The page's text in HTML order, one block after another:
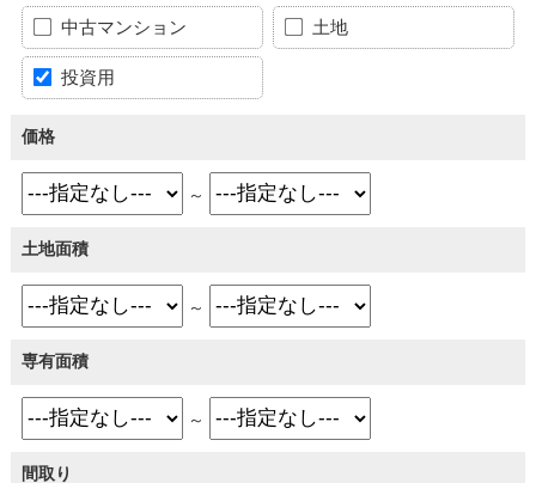
中古マンション 土地
投資用
価格
～
土地面積
～
専有面積
～
間取り